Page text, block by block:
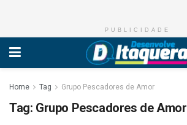
PUBLICIDADE
Home Tag Grupo Pescadores de Amor
Tag: Grupo Pescadores de Amor